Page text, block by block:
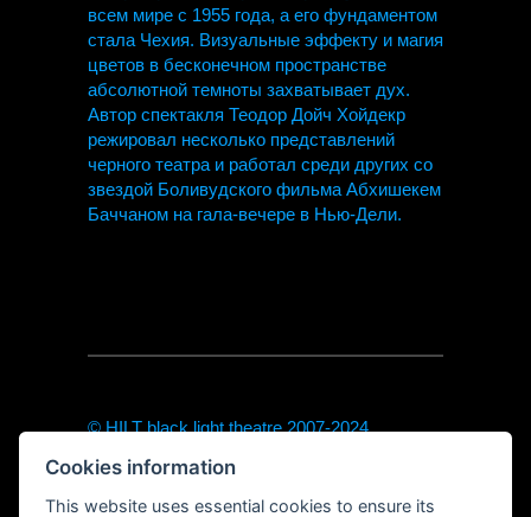
всем мире с 1955 года, а его фундаментом
стала Чехия. Визуальные эффекту и магия
цветов в бесконечном пространстве
абсолютной темноты захватывает дух.
Автор спектакля Теодор Дойч Хойдекр
режировал несколько представлений
черного театра и работал среди других со
звездой Боливудского фильма Абхишекем
Баччаном на гала-вечере в Нью-Дели.
© HILT black light theatre 2007-2024
+420720040091 (only sms or WhatsApp)
https://hilt-theatre.cz
Cookies information
This website uses essential cookies to ensure its